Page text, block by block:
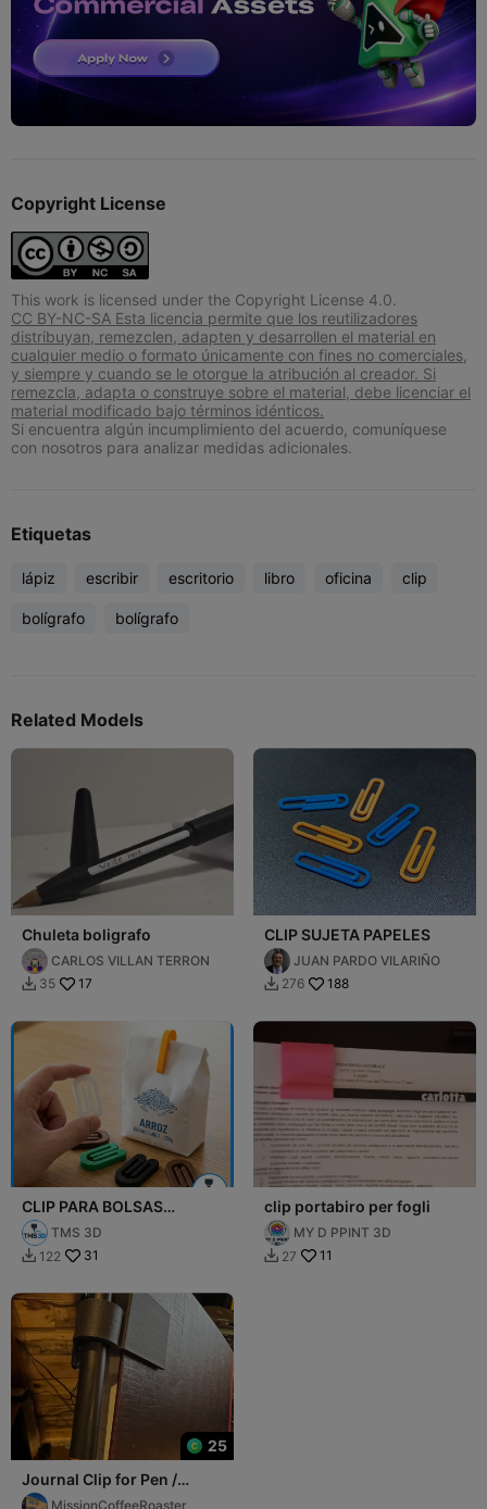
Copyright License
This work is licensed under the Copyright License 4.0.
CC BY-NC-SA Esta licencia permite que los reutilizadores
distribuyan, remezclen, adapten y desarrollen el material en
cualquier medio o formato únicamente con fines no comerciales,
y siempre y cuando se le otorgue la atribución al creador. Si
remezcla, adapta o construye sobre el material, debe licenciar el
material modificado bajo términos idénticos.
Si encuentra algún incumplimiento del acuerdo, comuníquese
con nosotros para analizar medidas adicionales.
Etiquetas
lápiz escribir escritorio libro oficina clip
bolígrafo bolígrafo
Related Models
Chuleta boligrafo
CARLOS VILLAN TERRON
 35 17
CLIP SUJETA PAPELES
JUAN PARDO VILARIÑO
 276 188
CLIP PARA BOLSAS
PEQUEÑO
TMS 3D
 122 31
clip portabiro per fogli
MY D PPINT 3D
 27 11
25
Journal Clip for Pen /
Pencil Approx 12 mm
MissionCoffeeRoaster